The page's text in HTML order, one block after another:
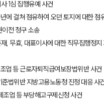
1심 집행유예 사건
에 걸쳐 점유하여 오던 토지에 대한 점
전 청구 소송
, 무효, 대표이사에 대한 직무집행정지
업 등 근로자퇴직급여보장법위반 사건
법위반 지방고용노동청 진정 대응 사
조업 등 부당해고구제신청 사건